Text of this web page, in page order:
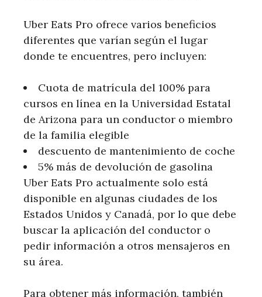
Uber Eats Pro ofrece varios beneficios
diferentes que varían según el lugar
donde te encuentres, pero incluyen:
Cuota de matrícula del 100% para
cursos en línea en la Universidad Estatal
de Arizona para un conductor o miembro
de la familia elegible
descuento de mantenimiento de coche
5% más de devolución de gasolina
Uber Eats Pro actualmente solo está
disponible en algunas ciudades de los
Estados Unidos y Canadá, por lo que debe
buscar la aplicación del conductor o
pedir información a otros mensajeros en
su área.
Para obtener más información, también